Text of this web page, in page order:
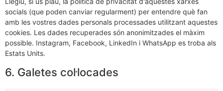
socials (que poden canviar regularment) per entendre què fan
amb les vostres dades personals processades utilitzant aquestes
cookies. Les dades recuperades són anonimitzades el màxim
possible. Instagram, Facebook, LinkedIn i WhatsApp es troba als
Estats Units.
6. Galetes col·locades